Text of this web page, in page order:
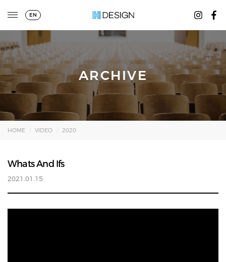
EN
ARCHIVE
HOME VIDEO 2020
Whats And Ifs
2021.01.15